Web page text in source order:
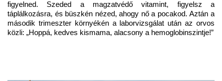
figyelned. Szeded a magzatvédő vitamint, figyelsz a
táplálkozásra, és büszkén nézed, ahogy nő a pocakod. Aztán a
második trimeszter környékén a laborvizsgálat után az orvos
közli: „Hoppá, kedves kismama, alacsony a hemoglobinszintje!”